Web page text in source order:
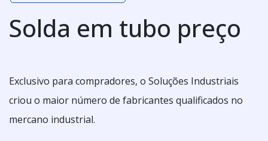
Solda em tubo preço
Exclusivo para compradores, o Soluções Industriais
criou o maior número de fabricantes qualificados no
mercano industrial.